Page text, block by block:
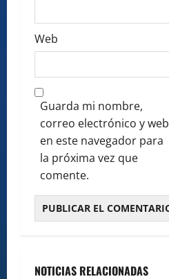
Web
Guarda mi nombre,
correo electrónico y web
en este navegador para
la próxima vez que
comente.
NOTICIAS RELACIONADAS